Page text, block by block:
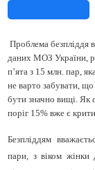
Проблема безпліддя
даних МОЗ України,
п’ята з 15 млн. пар,
не варто забувати,
бути значно вищі. Як
поріг 15% вже є
Безпліддям
пари, з віком жінки